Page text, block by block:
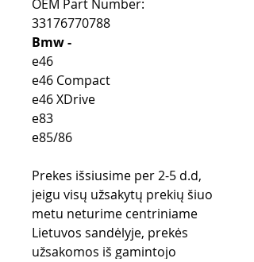
OEM Part Number:
33176770788
Bmw -
e46
e46 Compact
e46 XDrive
e83
e85/86
Prekes išsiusime per 2-5 d.d,
jeigu visų užsakytų prekių šiuo
metu neturime centriniame
Lietuvos sandėlyje, prekės
užsakomos iš gamintojo